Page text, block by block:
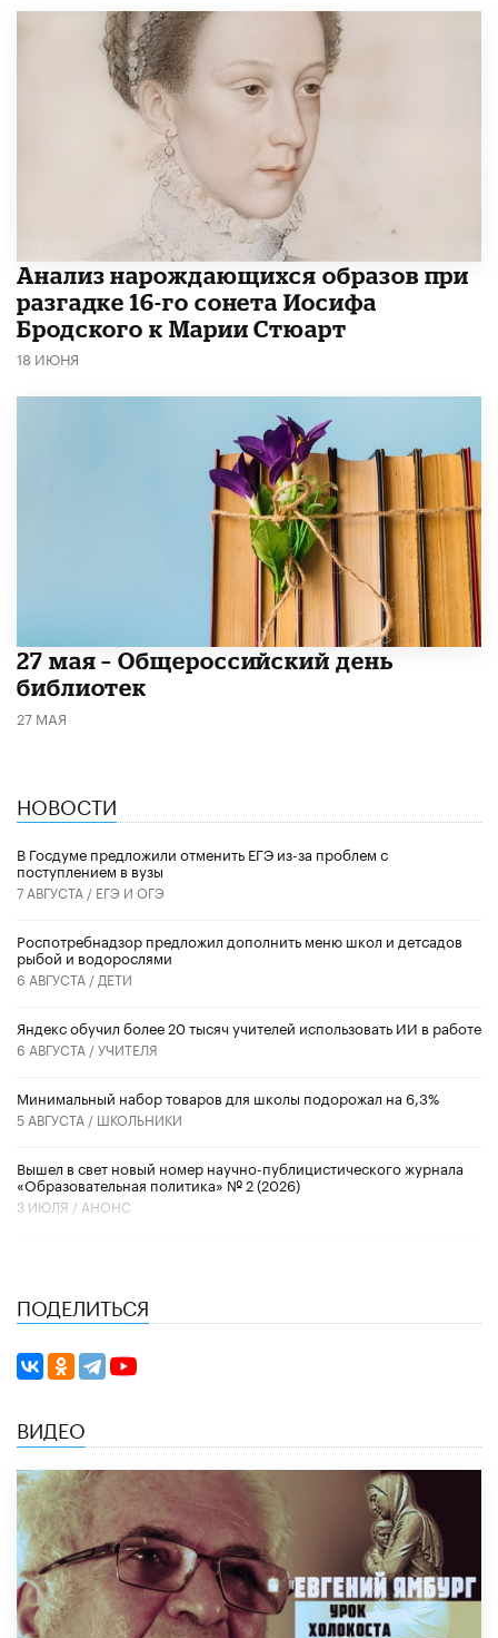
Анализ нарождающихся образов при
разгадке 16-го сонета Иосифа
Бродского к Марии Стюарт
18 ИЮНЯ
​27 мая – Общероссийский день
библиотек
27 МАЯ
НОВОСТИ
В Госдуме предложили отменить ЕГЭ из-за проблем с
поступлением в вузы
7 АВГУСТА / ЕГЭ И ОГЭ
Роспотребнадзор предложил дополнить меню школ и детсадов
рыбой и водорослями
6 АВГУСТА / ДЕТИ
​Яндекс обучил более 20 тысяч учителей использовать ИИ в работе
6 АВГУСТА /УЧИТЕЛЯ
Минимальный набор товаров для школы подорожал на 6,3%
5 АВГУСТА / ШКОЛЬНИКИ
Вышел в свет новый номер научно-публицистического журнала
«Образовательная политика» № 2 (2026)
3 ИЮЛЯ / АНОНС
ПОДЕЛИТЬСЯ
ВИДЕО